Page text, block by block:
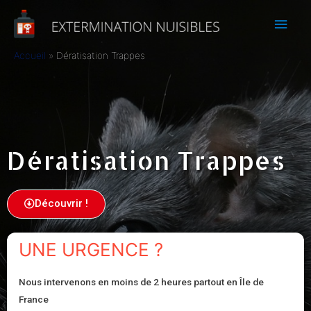
Accueil Dératisation Trappes
Dératisation Trappes
Découvrir !
UNE URGENCE ?
Nous intervenons en moins de 2 heures partout en Île de
France